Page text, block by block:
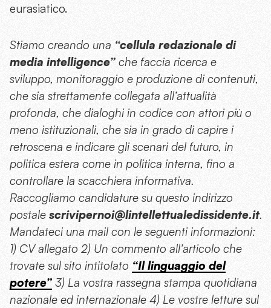
eurasiatico.
Stiamo creando una “cellula redazionale di
media intelligence” che faccia ricerca e
sviluppo, monitoraggio e produzione di contenuti,
che sia strettamente collegata all’attualità
profonda, che dialoghi in codice con attori più o
meno istituzionali, che sia in grado di capire i
retroscena e indicare gli scenari del futuro, in
politica estera come in politica interna, fino a
controllare la scacchiera informativa.
Raccogliamo candidature su questo indirizzo
postale scrivipernoi@lintellettualedissidente.it.
Mandateci una mail con le seguenti informazioni:
1) CV allegato 2) Un commento all’articolo che
trovate sul sito intitolato “Il linguaggio del
potere” 3) La vostra rassegna stampa quotidiana
nazionale ed internazionale 4) Le vostre letture sul